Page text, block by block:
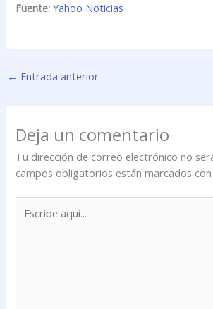
Fuente: Yahoo Noticias
← Entrada anterior
Deja un comentario
Tu dirección de correo electrónico no
campos obligatorios están marcados
aquí...